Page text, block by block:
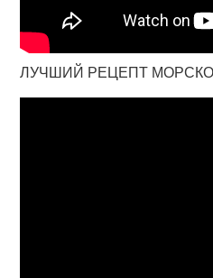
ЛУЧШИЙ РЕЦЕПТ